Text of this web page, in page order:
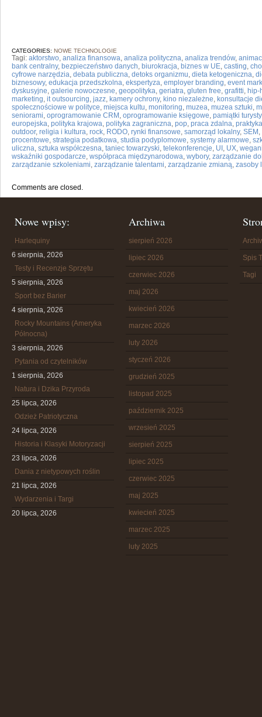
CATEGORIES: NOWE TECHNOLOGIE
Tagi: aktorstwo, analiza finansowa, analiza polityczna, analiza trendów,
bank centralny, bezpieczeństwo danych, biurokracja, biznes w UE, casting,
cyfrowe narzędzia, debata publiczna, detoks organizmu, dieta ketogeniczna,
biznesowy, edukacja przedszkolna, ekspertyza, employer branding, event
dyskusyjne, galerie nowoczesne, geopolityka, geriatra, gluten free, grafitti, hip-
marketing, it outsourcing, jazz, kamery ochrony, kino niezależne, konsultacje
społecznościowe w polityce, miejsca kultu, monitoring, muzea, muzea sztuki,
seniorami, oprogramowanie CRM , oprogramowanie księgowe, pamiątki
europejska, polityka krajowa, polityka zagraniczna, pop, praca zdalna,
outdoor, religia i kultura, rock, RODO, rynki finansowe, samorząd lokalny, SEM ,
procentowe, strategia podatkowa, studia podyplomowe, systemy alarmowe,
uliczna, sztuka współczesna, taniec towarzyski, telekonferencje, UI , UX,
wskaźniki gospodarcze, współpraca międzynarodowa, wybory, zarządzanie
zarządzanie szkoleniami, zarządzanie talentami, zarządzanie zmianą, zasoby
Comments are closed.
Nowe wpisy:
Harlequiny
6 sierpnia, 2026
Testy i Recenzje Sprzętu
5 sierpnia, 2026
Sport bez Barier
4 sierpnia, 2026
Rocky Mountains (Ameryka
Północna)
3 sierpnia, 2026
Pytania od czytelników
1 sierpnia, 2026
Natura i Dzika Przyroda
25 lipca, 2026
Odzież Patriotyczna
24 lipca, 2026
Historia i Klasyki Motoryzacji
23 lipca, 2026
Dania z nietypowych roślin
21 lipca, 2026
Wydarzenia i Targi
20 lipca, 2026
Archiwa
sierpień 2026
lipiec 2026
czerwiec 2026
maj 2026
kwiecień 2026
marzec 2026
luty 2026
styczeń 2026
grudzień 2025
listopad 2025
październik 2025
wrzesień 2025
sierpień 2025
lipiec 2025
czerwiec 2025
maj 2025
kwiecień 2025
marzec 2025
luty 2025
Spis
Tagi